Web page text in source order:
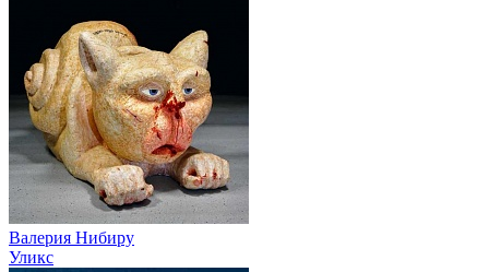
Валерия Нибиру
Уликс